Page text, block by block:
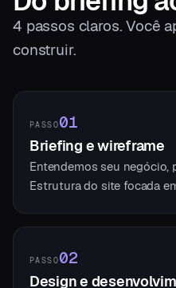
4 passos claros. Você
construir.
PASSO01
Briefing e wireframe
Entendemos seu negócio,
Estrutura do site focada
PASSO02
Design e